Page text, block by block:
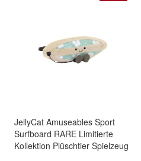
JellyCat Amuseables Sport
Surfboard RARE Limitierte
Kollektion Plüschtier Spielzeug